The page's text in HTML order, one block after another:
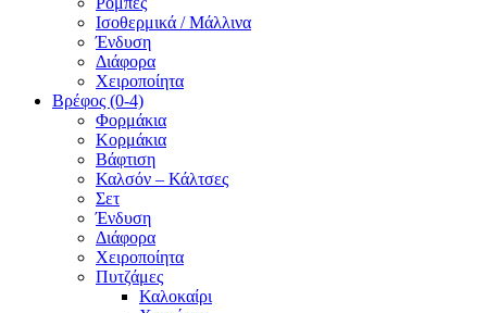
Ισοθερμικά / Μάλλινα
Ένδυση
Διάφορα
Χειροποίητα
Βρέφος (0-4)
Φορμάκια
Κορμάκια
Βάφτιση
Καλσόν – Κάλτσες
Σετ
Ένδυση
Διάφορα
Χειροποίητα
Πυτζάμες
Καλοκαίρι